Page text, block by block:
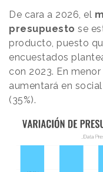
De cara a 2026, el
presupuesto se
producto, puesto
encuestados
con 2023. En
aumentará en
(35%).